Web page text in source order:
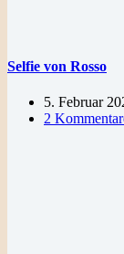
Selfie von Rosso
5. Februar
2